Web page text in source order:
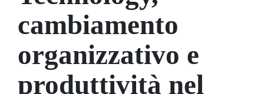
cambiamento
organizzativo e
produttività nel